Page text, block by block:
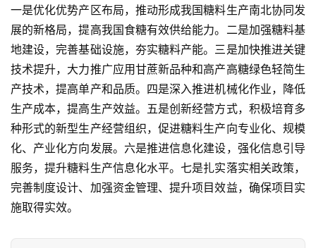
网
公
众
号
现
货
报
价
题
一是优化优势产区布局，推动形成我国糖料生产南北协同发
展的新格局，提高我国食糖有效供给能力。二是加强糖料基
地建设，完善基础设施，夯实糖料产能。三是加快推进关键
技术提升，大力推广应用甘蔗新品种和高产高糖绿色轻简生
产技术，提高单产和品质。四是深入推进机械化作业，降低
生产成本，提高生产效益。五是创新经营方式，积极培育多
种形式的新型生产经营组织，促进糖料生产向专业化、规模
化、产业化方向发展。六是推进信息化建设，强化信息引导
服务，提升糖料生产信息化水平。七是扎实落实相关政策，
完善制度设计、加强资金管理、提升项目效益，确保项目实
施取得实效。